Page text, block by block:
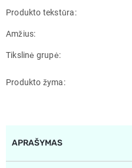
Produkto tekstūra
Amžius
Tikslinė grupė
Produkto žyma
APRAŠYMAS